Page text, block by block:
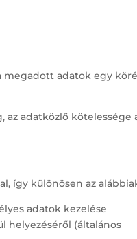
megadott adatok egy
adatközlő kötelessége
így különösen az
adatok kezelése
helyezéséről (általános